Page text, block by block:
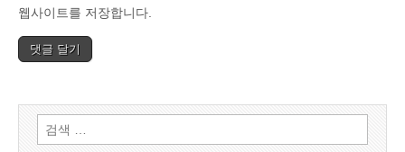
웹사이트를 저장합니다.
검
색: